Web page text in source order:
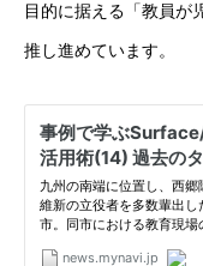
目的に据える「教員が
推し進めています。